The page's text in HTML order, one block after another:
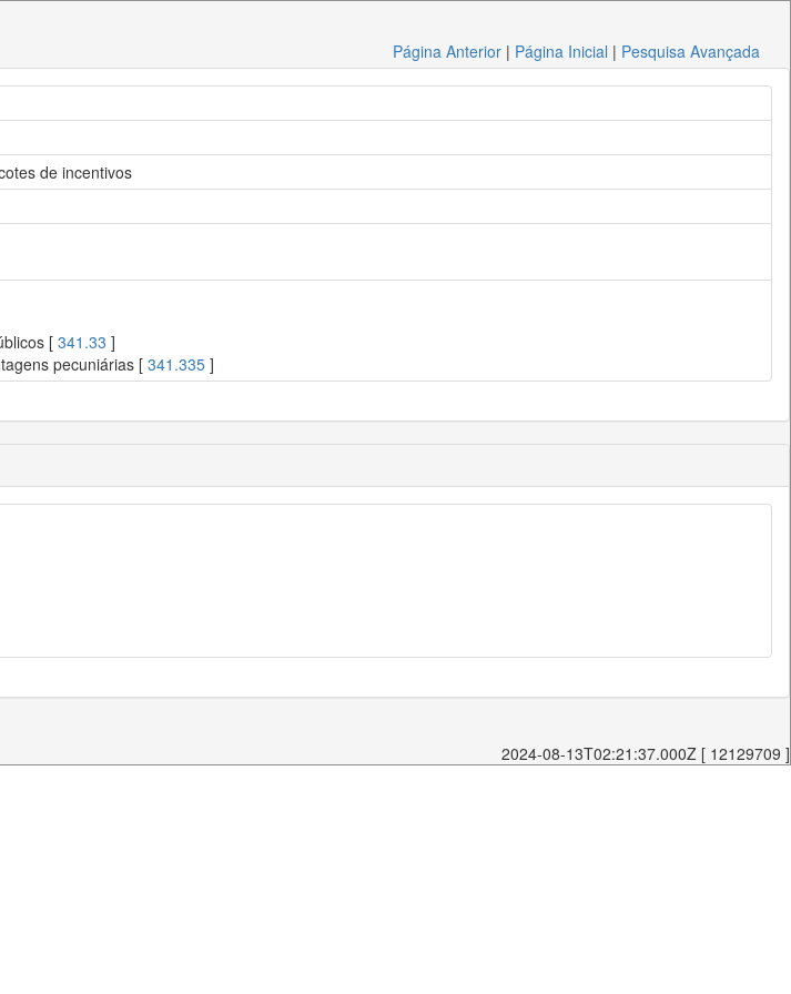
Página Anterior | Página Inicial | Pesquisa Avançada
de incentivos
[ 341.33 ]
pecuniárias [ 341.335 ]
2024-08-13T02:21:37.000Z [ 12129709 ]